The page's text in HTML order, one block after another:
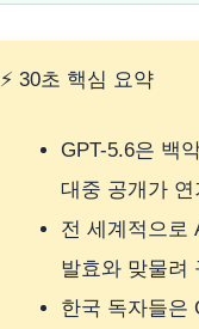
⚡ 30초 핵심 요약
GPT-5.6은 백
대중 공개가
전 세계적으로
발효와 맞물려
한국 독자들은